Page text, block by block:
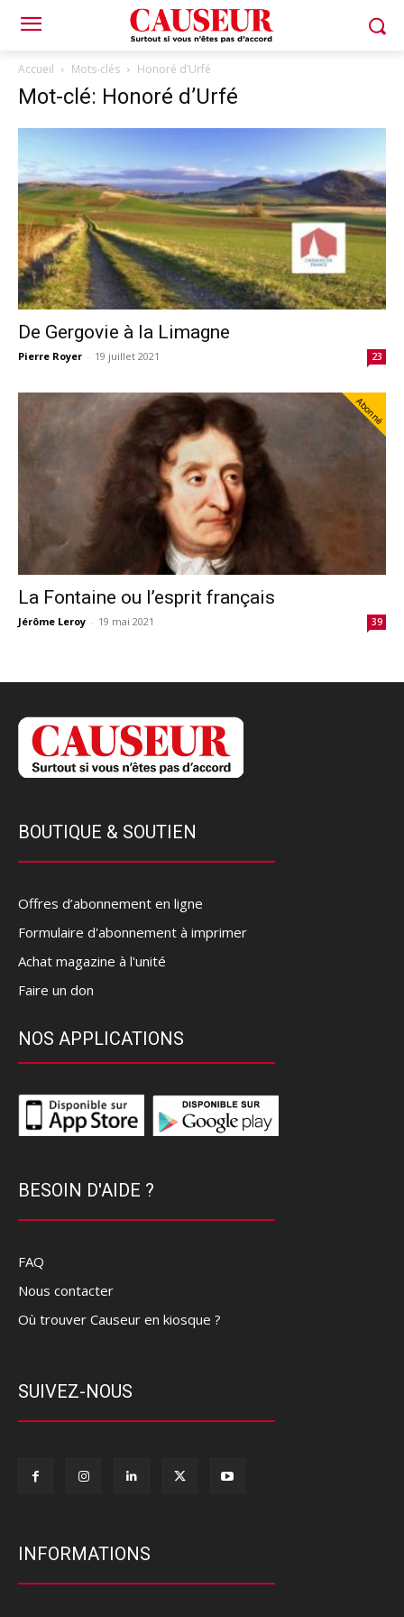
Accueil Mots-clés Honoré d’Urfé
Mot-clé: Honoré d’Urfé
De Gergovie à la Limagne
Pierre Royer - 19 juillet 2021 23
Abonné
La Fontaine ou l’esprit français
Jérôme Leroy - 19 mai 2021 39
BOUTIQUE & SOUTIEN
Offres d’abonnement en ligne
Formulaire d'abonnement à imprimer
Achat magazine à l'unité
Faire un don
NOS APPLICATIONS
BESOIN D'AIDE ?
FAQ
Nous contacter
Où trouver Causeur en kiosque ?
SUIVEZ-NOUS
INFORMATIONS